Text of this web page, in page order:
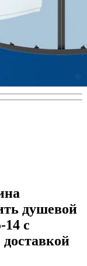
душевой
14 с